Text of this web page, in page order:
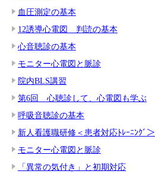
血圧測定の基本
12誘導心電図 判読の基本
心音聴診の基本
モニター心電図と脈診
院内BLS講習
第6回 心聴診して、心電図も学ぶ
呼吸音聴診の基本
新人看護職研修＜患者対応ﾄﾚｰﾆﾝｸﾞ＞
モニター心電図と脈診
「異常の気付き」と初期対応